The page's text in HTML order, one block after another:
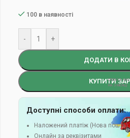
100 в наявності
- +
ДОДАТИ В
КУПИТИ
Доступні способи оплати:
Наложений платіж (Нова пошта)
Онлайн за реквізитами